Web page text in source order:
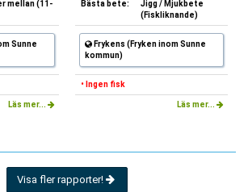
mellan (11-
Sunne
Läs mer...
Bästa bete:
Jigg / Mjukbete
(Fiskliknande)
Frykens (Fryken inom Sunne
kommun)
• Ingen fisk
Läs mer...
Visa fler rapporter!